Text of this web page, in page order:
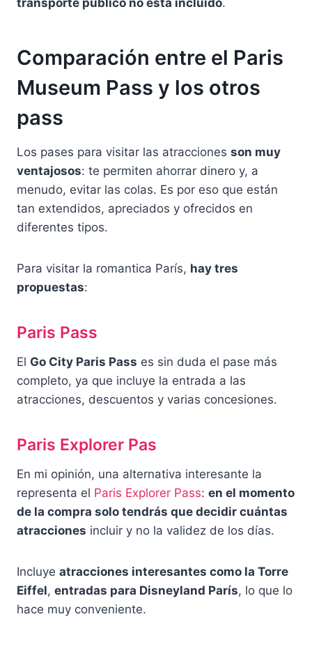
Comparación entre el Paris
Museum Pass y los otros
pass
Los pases para visitar las atracciones son muy
ventajosos: te permiten ahorrar dinero y, a
menudo, evitar las colas. Es por eso que están
tan extendidos, apreciados y ofrecidos en
diferentes tipos.
Para visitar la romantica París, hay tres
propuestas:
Paris Pass
El Go City Paris Pass es sin duda el pase más
completo, ya que incluye la entrada a las
atracciones, descuentos y varias concesiones.
Paris Explorer Pas
En mi opinión, una alternativa interesante la
representa el Paris Explorer Pass: en el momento
de la compra solo tendrás que decidir cuántas
atracciones incluir y no la validez de los días.
Incluye atracciones interesantes como la Torre
Eiffel, entradas para Disneyland París, lo que lo
hace muy conveniente.